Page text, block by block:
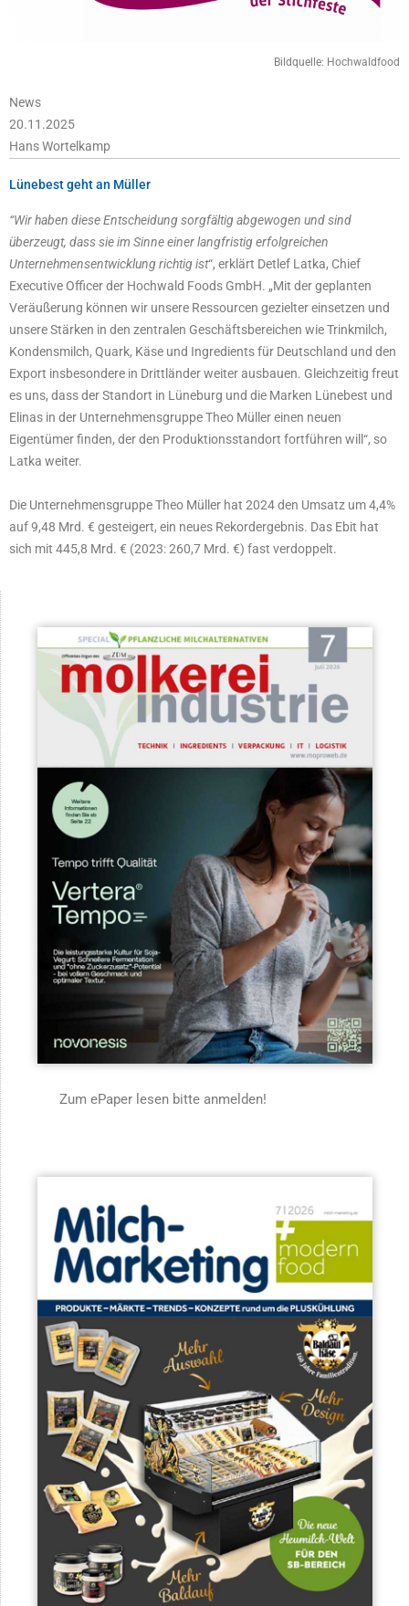
Bildquelle: Hochwaldfood
News
20.11.2025
Hans Wortelkamp
Lünebest geht an Müller
“Wir haben diese Entscheidung sorgfältig abgewogen und sind
überzeugt, dass sie im Sinne einer langfristig erfolgreichen
Unternehmensentwicklung richtig ist“, erklärt Detlef Latka, Chief
Executive Officer der Hochwald Foods GmbH. „Mit der geplanten
Veräußerung können wir unsere Ressourcen gezielter einsetzen und
unsere Stärken in den zentralen Geschäftsbereichen wie Trinkmilch,
Kondensmilch, Quark, Käse und Ingredients für Deutschland und den
Export insbesondere in Drittländer weiter ausbauen. Gleichzeitig freut
es uns, dass der Standort in Lüneburg und die Marken Lünebest und
Elinas in der Unternehmensgruppe Theo Müller einen neuen
Eigentümer finden, der den Produktionsstandort fortführen will“, so
Latka weiter.
Die Unternehmensgruppe Theo Müller hat 2024 den Umsatz um 4,4%
auf 9,48 Mrd. € gesteigert, ein neues Rekordergebnis. Das Ebit hat
sich mit 445,8 Mrd. € (2023: 260,7 Mrd. €) fast verdoppelt.
Zum ePaper lesen bitte anmelden!